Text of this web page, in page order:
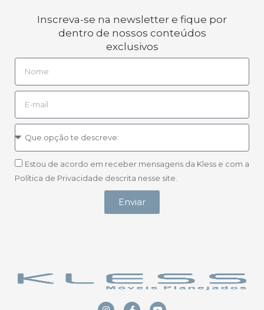
Inscreva-se na newsletter e fique por
dentro de nossos conteúdos
exclusivos
Estou de acordo em receber mensagens da Kless e com a
Política de Privacidade descrita nesse site.
Enviar